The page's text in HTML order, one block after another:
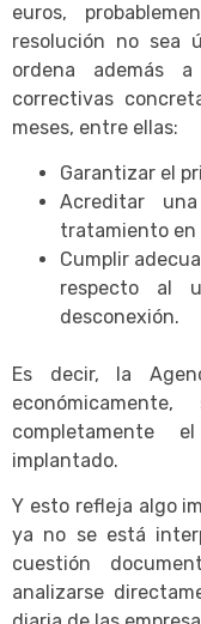
euros,
resolución no sea
ordena además
correctivas
meses, entre ellas:
Garantizar el
Acreditar
tratamiento en
Cumplir
respecto al
desconexión.
Es decir, la
completamente
implantado.
Y esto refleja algo
ya no se está
cuestión
analizarse